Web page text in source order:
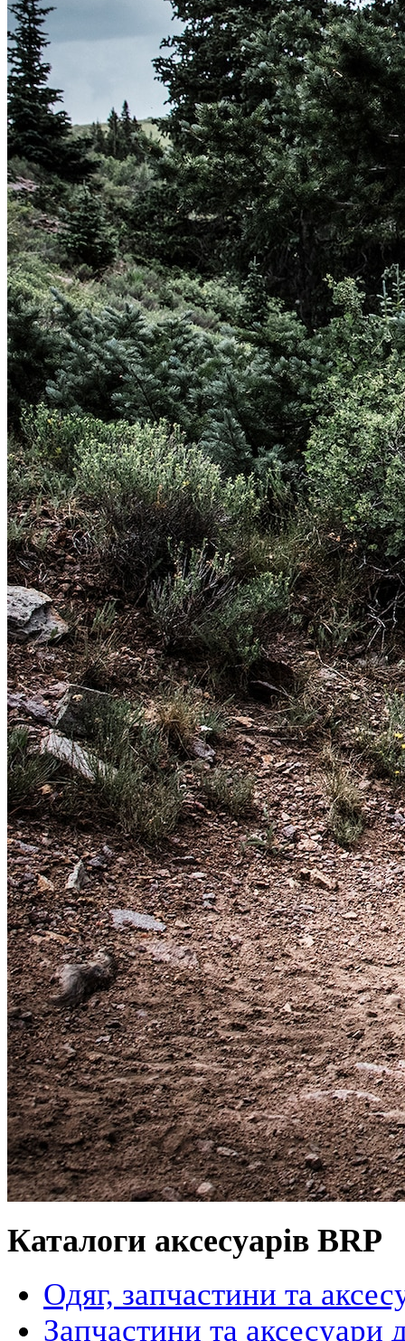
Каталоги аксесуарів BRP
Одяг, запчастини та
Запчастини та